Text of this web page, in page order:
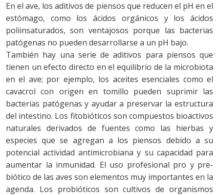
En el ave, los aditivos de piensos que reducen el pH en el
estómago, como los ácidos orgánicos y los ácidos
poliinsaturados, son ventajosos porque las bacterias
patógenas no pueden desarrollarse a un pH bajo.
También hay una serie de aditivos para piensos que
tienen un efecto directo en el equilibrio de la microbiota
en el ave; por ejemplo, los aceites esenciales como el
cavacrol con origen en tomillo pueden suprimir las
bacterias patógenas y ayudar a preservar la estructura
del intestino. Los fitobióticos son compuestos bioactivos
naturales derivados de fuentes como las hierbas y
especies que se agregan a los piensos debido a su
potencial actividad antimicrobiana y su capacidad para
aumentar la inmunidad. El uso profesional pro y pre-
biótico de las aves son elementos muy importantes en la
agenda. Los probióticos son cultivos de organismos